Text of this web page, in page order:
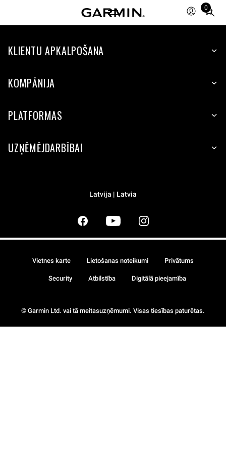
0
Total
items
cart:
KLIENTU APKALPOŠANA
KOMPĀNIJA
PLATFORMAS
UZŅĒMĒJDARBĪBAI
Latvija | Latvia
© Garmin Ltd. vai tā meitasuzņēmumi. Visas tiesības paturētas.
Vietnes karte Lietošanas noteikumi Privātums
Security Atbilstība Digitālā pieejamība